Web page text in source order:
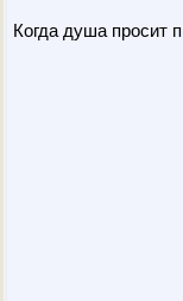
Когда душа просит